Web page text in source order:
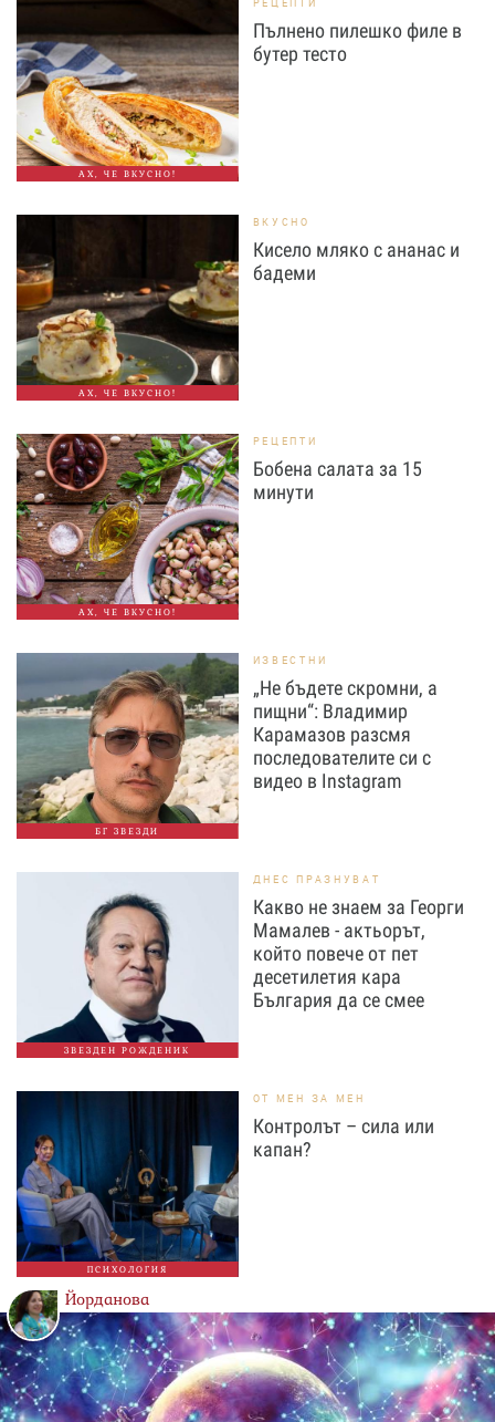
АХ, ЧЕ ВКУСНО!
Пълнено пилешко филе в
бутер тесто
АХ, ЧЕ ВКУСНО!
ВКУСНО
Кисело мляко с ананас и
бадеми
АХ, ЧЕ ВКУСНО!
РЕЦЕПТИ
Бобена салата за 15
минути
БГ ЗВЕЗДИ
ИЗВЕСТНИ
„Не бъдете скромни, а
пищни“: Владимир
Карамазов разсмя
последователите си с
видео в Instagram
ЗВЕЗДЕН РОЖДЕНИК
ДНЕС ПРАЗНУВАТ
Какво не знаем за Георги
Мамалев - актьорът,
който повече от пет
десетилетия кара
България да се смее
ПСИХОЛОГИЯ
ОТ МЕН ЗА МЕН
Контролът – сила или
капан?
Йорданова